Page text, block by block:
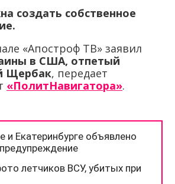
создать собственное
«Апостроф ТВ» заявил
в США, отпетый
Щербак, передает
«ПолитНавигатора».